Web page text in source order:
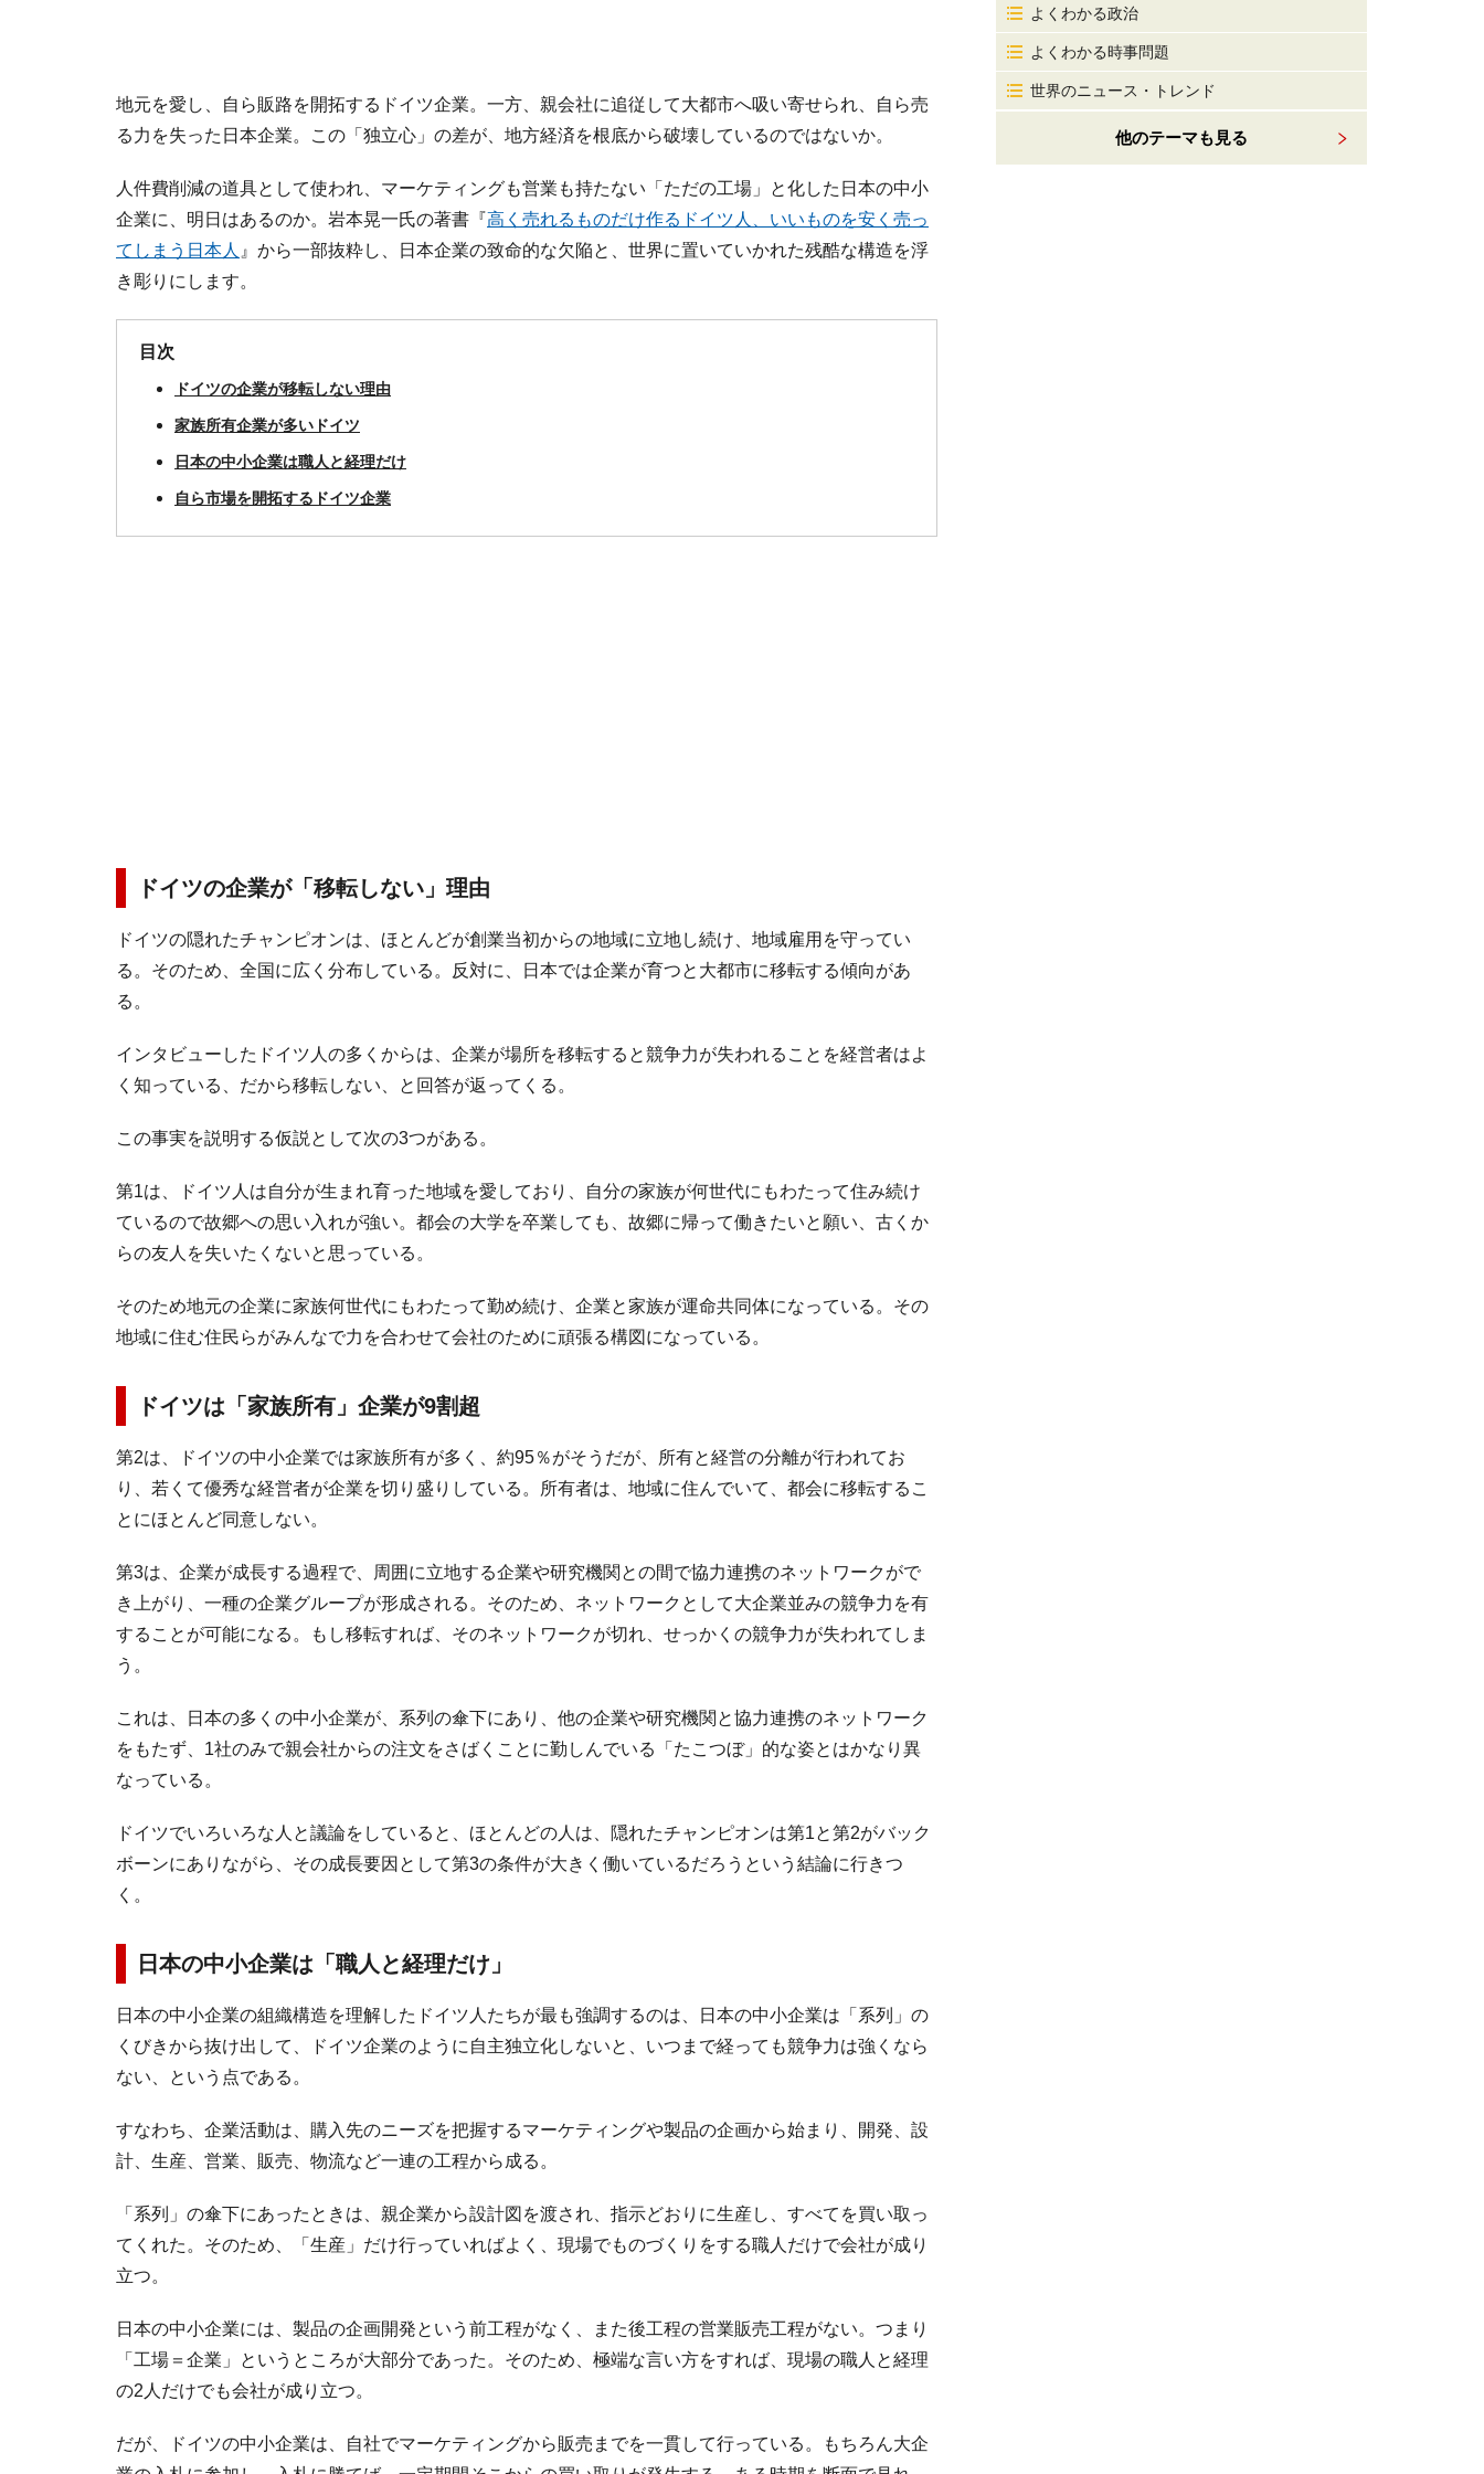
地元を愛し、自ら販路を開拓するドイツ企業。一方、親会社に追従して大都市へ吸い寄せられ、自ら売
る力を失った日本企業。この「独立心」の差が、地方経済を根底から破壊しているのではないか。
人件費削減の道具として使われ、マーケティングも営業も持たない「ただの工場」と化した日本の中小
企業に、明日はあるのか。岩本晃一氏の著書『高く売れるものだけ作るドイツ人、いいものを安く売っ
てしまう日本人 』から一部抜粋し、日本企業の致命的な欠陥と、世界に置いていかれた残酷な構造を浮
き彫りにします。
目次
ドイツの企業が移転しない理由
家族所有企業が多いドイツ
日本の中小企業は職人と経理だけ
自ら市場を開拓するドイツ企業
ドイツの企業が「移転しない」理由
ドイツの隠れたチャンピオンは、ほとんどが創業当初からの地域に立地し続け、地域雇用を守ってい
る。そのため、全国に広く分布している。反対に、日本では企業が育つと大都市に移転する傾向があ
る。
インタビューしたドイツ人の多くからは、企業が場所を移転すると競争力が失われることを経営者はよ
く知っている、だから移転しない、と回答が返ってくる。
この事実を説明する仮説として次の3つがある。
第1は、ドイツ人は自分が生まれ育った地域を愛しており、自分の家族が何世代にもわたって住み続け
ているので故郷への思い入れが強い。都会の大学を卒業しても、故郷に帰って働きたいと願い、古くか
らの友人を失いたくないと思っている。
そのため地元の企業に家族何世代にもわたって勤め続け、企業と家族が運命共同体になっている。その
地域に住む住民らがみんなで力を合わせて会社のために頑張る構図になっている。
ドイツは「家族所有」企業が9割超
第2は、ドイツの中小企業では家族所有が多く、約95％がそうだが、所有と経営の分離が行われてお
り、若くて優秀な経営者が企業を切り盛りしている。所有者は、地域に住んでいて、都会に移転するこ
とにほとんど同意しない。
第3は、企業が成長する過程で、周囲に立地する企業や研究機関との間で協力連携のネットワークがで
き上がり、一種の企業グループが形成される。そのため、ネットワークとして大企業並みの競争力を有
することが可能になる。もし移転すれば、そのネットワークが切れ、せっかくの競争力が失われてしま
う。
これは、日本の多くの中小企業が、系列の傘下にあり、他の企業や研究機関と協力連携のネットワーク
をもたず、1社のみで親会社からの注文をさばくことに勤しんでいる「たこつぼ」的な姿とはかなり異
なっている。
ドイツでいろいろな人と議論をしていると、ほとんどの人は、隠れたチャンピオンは第1と第2がバック
ボーンにありながら、その成長要因として第3の条件が大きく働いているだろうという結論に行きつ
く。
日本の中小企業は「職人と経理だけ」
日本の中小企業の組織構造を理解したドイツ人たちが最も強調するのは、日本の中小企業は「系列」の
くびきから抜け出して、ドイツ企業のように自主独立化しないと、いつまで経っても競争力は強くなら
ない、という点である。
すなわち、企業活動は、購入先のニーズを把握するマーケティングや製品の企画から始まり、開発、設
計、生産、営業、販売、物流など一連の工程から成る。
「系列」の傘下にあったときは、親企業から設計図を渡され、指示どおりに生産し、すべてを買い取っ
てくれた。そのため、「生産」だけ行っていればよく、現場でものづくりをする職人だけで会社が成り
立つ。
日本の中小企業には、製品の企画開発という前工程がなく、また後工程の営業販売工程がない。つまり
「工場＝企業」というところが大部分であった。そのため、極端な言い方をすれば、現場の職人と経理
の2人だけでも会社が成り立つ。
だが、ドイツの中小企業は、自社でマーケティングから販売までを一貫して行っている。もちろん大企
よくわかる政治
よくわかる時事問題
世界のニュース・トレンド
他のテーマも見る